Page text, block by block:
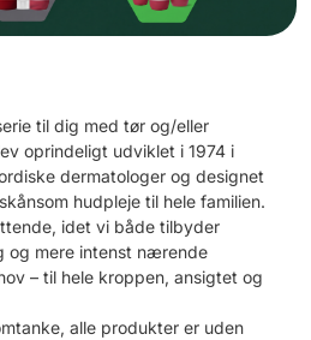
til dig med tør og/eller
oprindeligt udviklet i 1974 i
dermatologer og designet
hudpleje til hele familien.
idet vi både tilbyder
og mere intenst nærende
– til hele kroppen, ansigtet og
alle produkter er uden